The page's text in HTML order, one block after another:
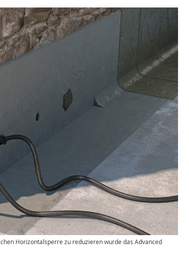
Horizontalsperre zu reduzieren wurde das Advanced